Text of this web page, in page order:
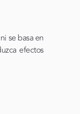
se basa en
efectos